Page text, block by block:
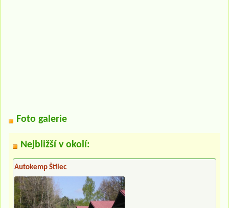
Foto galerie
Nejbližší v okolí:
Autokemp Štilec